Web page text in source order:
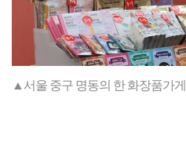
▲서울 중구 명동의 한 화장품가